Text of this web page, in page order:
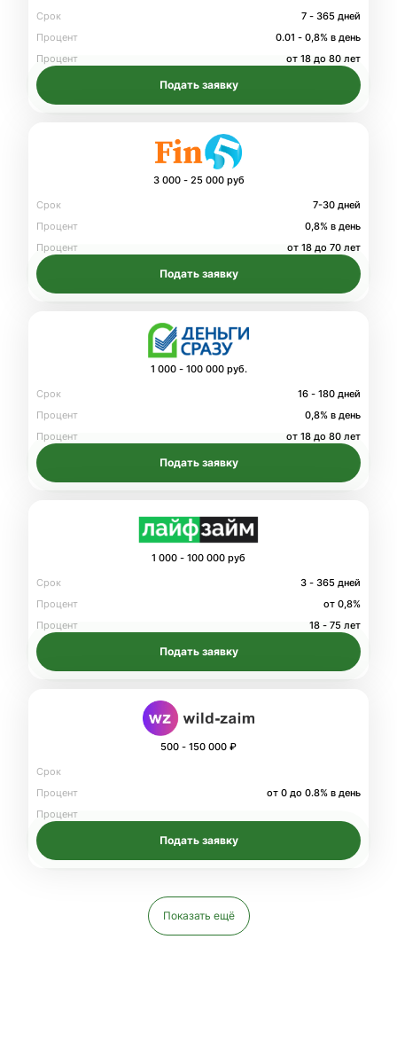
Срок
7 - 365 дней
Процент
0.01 - 0,8% в день
Процент
от 18 до 80 лет
Подать заявку
3 000 - 25 000 руб
Срок
7-30 дней
Процент
0,8% в день
Процент
от 18 до 70 лет
Подать заявку
1 000 - 100 000 руб.
Срок
16 - 180 дней
Процент
0,8% в день
Процент
от 18 до 80 лет
Подать заявку
1 000 - 100 000 руб
Срок
3 - 365 дней
Процент
от 0,8%
Процент
18 - 75 лет
Подать заявку
500 - 150 000 ₽
Срок
Процент
от 0 до 0.8% в день
Процент
Подать заявку
Показать ещё